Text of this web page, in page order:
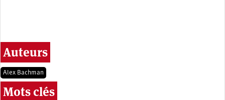
Auteurs
Alex Bachman
Mots clés